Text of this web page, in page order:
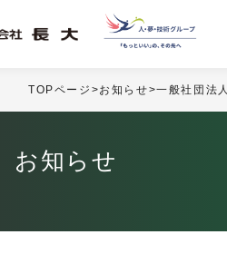
TOPページ >お知らせ>一般社団法
お知らせ